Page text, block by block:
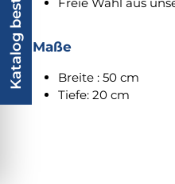
Maße
Breite : 50 cm
Tiefe: 20 cm